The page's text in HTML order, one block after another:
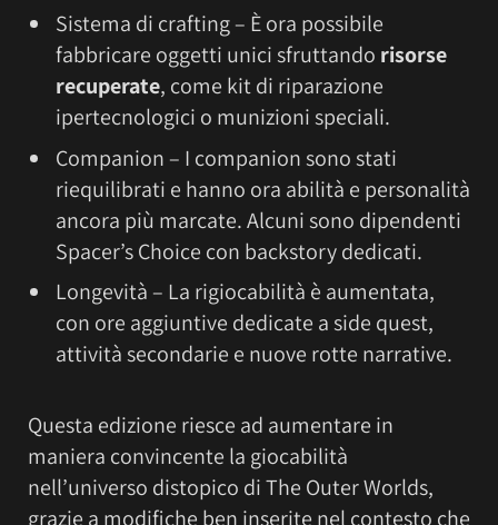
Sistema di crafting – È ora possibile
fabbricare oggetti unici sfruttando risorse
recuperate, come kit di riparazione
ipertecnologici o munizioni speciali.
Companion – I companion sono stati
riequilibrati e hanno ora abilità e personalità
ancora più marcate. Alcuni sono dipendenti
Spacer’s Choice con backstory dedicati.
Longevità – La rigiocabilità è aumentata,
con ore aggiuntive dedicate a side quest,
attività secondarie e nuove rotte narrative.
Questa edizione riesce ad aumentare in
maniera convincente la giocabilità
nell’universo distopico di The Outer Worlds,
grazie a modifiche ben inserite nel contesto che